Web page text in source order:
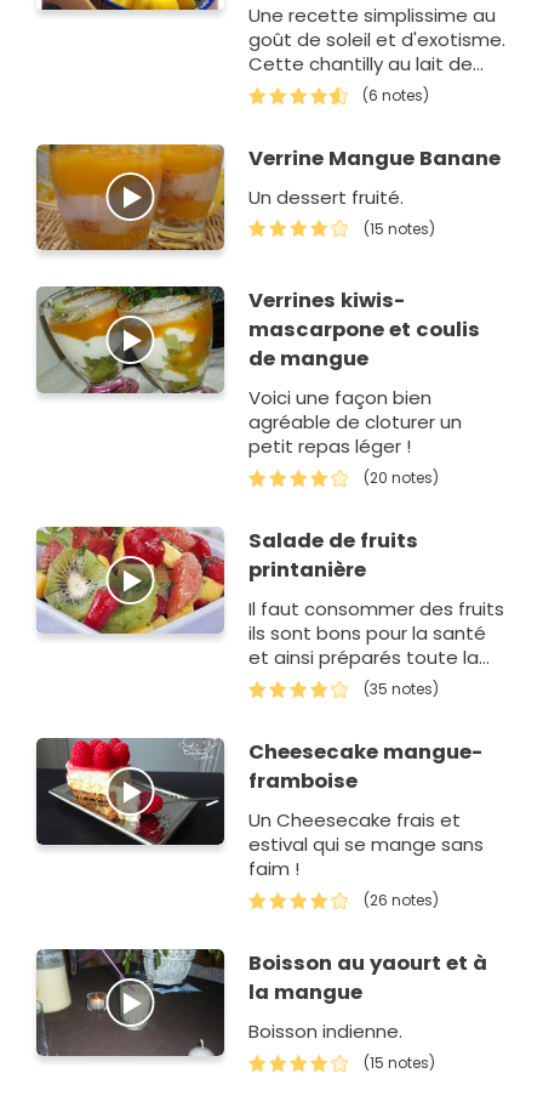
Une recette simplissime au
goût de soleil et d'exotisme.
Cette chantilly au lait de
coco fera tout son effet
auprès de vos invités !
(6 notes)
Verrine Mangue Banane
Un dessert fruité.
(15 notes)
Verrines kiwis-
mascarpone et coulis
de mangue
Voici une façon bien
agréable de cloturer un
petit repas léger !
(20 notes)
Salade de fruits
printanière
Il faut consommer des fruits
ils sont bons pour la santé
et ainsi préparés toute la
famille aimera ce dessert !
(35 notes)
Cheesecake mangue-
framboise
Un Cheesecake frais et
estival qui se mange sans
faim !
(26 notes)
Boisson au yaourt et à
la mangue
Boisson indienne.
(15 notes)